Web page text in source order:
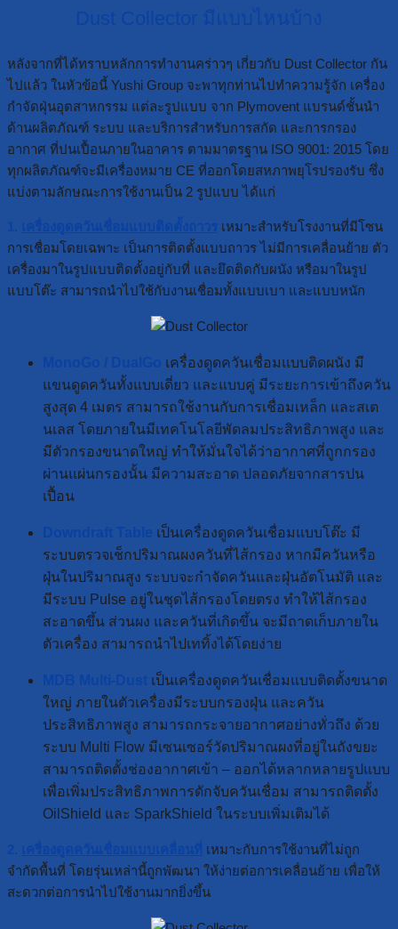
หลังจากที่ได้ทราบหลักการทำงานคร่าวๆ เกี่ยวกับ Dust Collector กัน
ไปแล้ว ในหัวข้อนี้ Yushi Group จะพาทุกท่านไปทำความรู้จัก เครื่อง
กำจัดฝุ่นอุตสาหกรรม แต่ละรูปแบบ จาก Plymovent แบรนด์ชั้นนำ
ด้านผลิตภัณฑ์ ระบบ และบริการสำหรับการสกัด และการกรอง
อากาศ ที่ปนเปื้อนภายในอาคาร ตามมาตรฐาน ISO 9001: 2015 โดย
ทุกผลิตภัณฑ์จะมีเครื่องหมาย CE ที่ออกโดยสหภาพยุโรปรองรับ ซึ่ง
แบ่งตามลักษณะการใช้งานเป็น 2 รูปแบบ ได้แก่
เหมาะสำหรับโรงงานที่มีโซน
การเชื่อมโดยเฉพาะ เป็นการติดตั้งแบบถาวร ไม่มีการเคลื่อนย้าย ตัว
เครื่องมาในรูปแบบติดตั้งอยู่กับที่ และยึดติดกับผนัง หรือมาในรูป
แบบโต๊ะ สามารถนำไปใช้กับงานเชื่อมทั้งแบบเบา และแบบหนัก
เครื่องดูดควันเชื่อมแบบติดผนัง มี
แขนดูดควันทั้งแบบเดี่ยว และแบบคู่ มีระยะการเข้าถึงควัน
สูงสุด 4 เมตร สามารถใช้งานกับการเชื่อมเหล็ก และสเต
นเลส โดยภายในมีเทคโนโลยีพัดลมประสิทธิภาพสูง และ
มีตัวกรองขนาดใหญ่ ทำให้มั่นใจได้ว่าอากาศที่ถูกกรอง
ผ่านแผ่นกรองนั้น มีความสะอาด ปลอดภัยจากสารปน
เปื้อน
เป็นเครื่องดูดควันเชื่อมแบบโต๊ะ มี
ระบบตรวจเช็กปริมาณผงควันที่ไส้กรอง หากมีควันหรือ
ฝุ่นในปริมาณสูง ระบบจะกำจัดควันและฝุ่นอัตโนมัติ และ
มีระบบ Pulse อยู่ในชุดไส้กรองโดยตรง ทำให้ไส้กรอง
สะอาดขึ้น ส่วนผง และควันที่เกิดขึ้น จะมีถาดเก็บภายใน
ตัวเครื่อง สามารถนำไปเททิ้งได้โดยง่าย
เป็นเครื่องดูดควันเชื่อมแบบติดตั้งขนาด
ใหญ่ ภายในตัวเครื่องมีระบบกรองฝุ่น และควัน
ประสิทธิภาพสูง สามารถกระจายอากาศอย่างทั่วถึง ด้วย
ระบบ Multi Flow มีเซนเซอร์วัดปริมาณผงที่อยู่ในถังขยะ
สามารถติดตั้งช่องอากาศเข้า – ออกได้หลากหลายรูปแบบ
เพื่อเพิ่มประสิทธิภาพการดักจับควันเชื่อม สามารถติดตั้ง
OilShield และ SparkShield ในระบบเพิ่มเติมได้
เหมาะกับการใช้งานที่ไม่ถูก
จำกัดพื้นที่ โดยรุ่นเหล่านี้ถูกพัฒนา ให้ง่ายต่อการเคลื่อนย้าย เพื่อให้
สะดวกต่อการนำไปใช้งานมากยิ่งขึ้น